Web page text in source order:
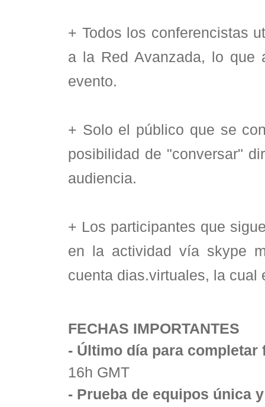
+ Todos los conferencistas
a la Red Avanzada, lo que
evento.
+ Solo el público que se
posibilidad de "conversar"
audiencia.
+ Los participantes que
en la actividad vía skype
cuenta dias.virtuales, la cual
FECHAS IMPORTANTES
- Último día para
16h GMT
- Prueba de equipos única